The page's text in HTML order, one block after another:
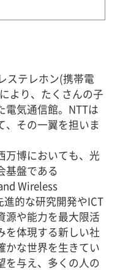
ステレホン(携帯電
より、たくさんの子
電気通信館。NTTは
、その一翼を担いま
万博においても、光
基盤である
Wireless
的な研究開発やICT
源や能力を最大限活
を体現する新しい社
かな世界を生きてい
を与え、多くの人の